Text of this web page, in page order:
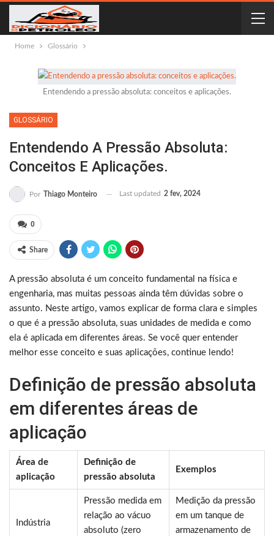
Home Glossário
Entendendo a pressão absoluta: conceitos e aplicações.
GLOSSÁRIO
Entendendo A Pressão Absoluta:
Conceitos E Aplicações.
Por Thiago Monteiro Last updated 2 fev, 2024
0
Share
A pressão absoluta é um conceito fundamental na física e
engenharia, mas muitas pessoas ainda têm dúvidas sobre o
assunto. Neste artigo, vamos explicar de forma clara e simples
o que é a pressão absoluta, suas unidades de medida e como
ela é aplicada em diferentes áreas. Se você quer entender
melhor esse conceito e suas aplicações, continue lendo!
Definição de pressão absoluta
em diferentes áreas de
aplicação
Área de
aplicação
Definição de
pressão absoluta
Exemplos
Indústria
Pressão medida em
relação ao vácuo
absoluto (zero
Medição da pressão
em um tanque de
armazenamento de